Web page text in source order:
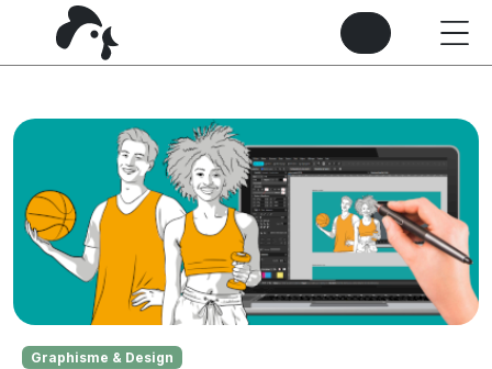
Graphisme & Design